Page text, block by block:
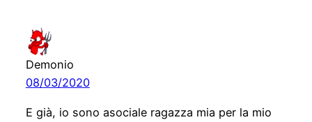
Demonio
08/03/2020
E già, io sono asociale ragazza mia per la mio